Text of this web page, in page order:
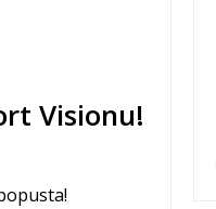
Visionu!